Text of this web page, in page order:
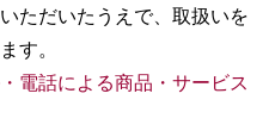
ただいたうえで、取扱いを
す。
電話による商品・サービス